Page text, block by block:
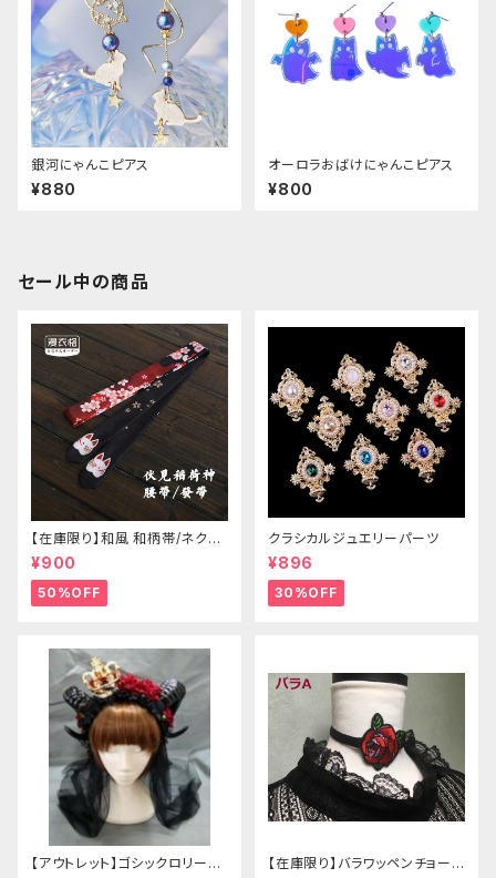
銀河にゃんこピアス
¥880
オーロラおばけにゃんこピアス
¥800
セール中の商品
【在庫限り】和風 和柄帯/ネクタ
イ/リボン（狐面/金魚
¥900
50%OFF
クラシカルジュエリーパーツ
¥896
30%OFF
【アウトレット】ゴシックロリータ
【在庫限り】バラワッペンチョーカ